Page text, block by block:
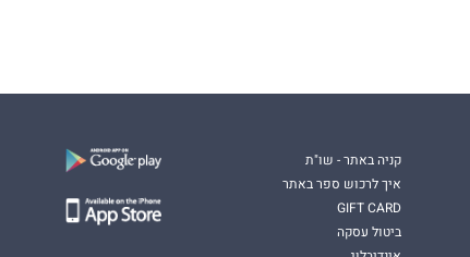
קניה באתר - שו"ת
איך לרכוש ספר באתר
GIFT CARD
ביטול עסקה